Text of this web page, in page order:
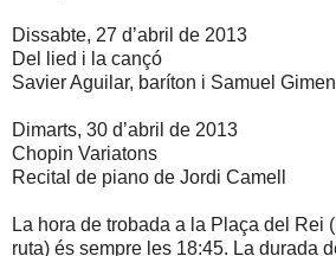
Dissabte, 27 d’abril de 2013
Del lied i la cançó
Savier Aguilar, baríton i Samuel
Dimarts, 30 d’abril de 2013
Chopin Variatons
Recital de piano de Jordi Camell
La hora de trobada a la Plaça del Rei
ruta) és sempre les 18:45. La durada